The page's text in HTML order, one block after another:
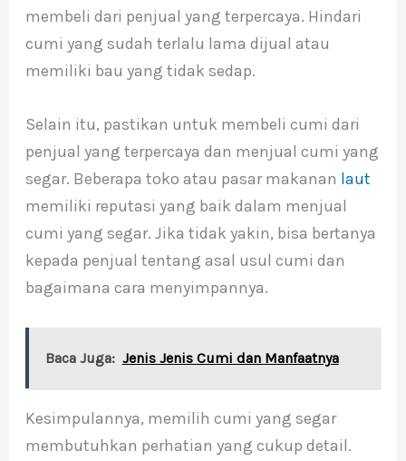
membeli dari penjual yang terpercaya. Hindari
cumi yang sudah terlalu lama dijual atau
memiliki bau yang tidak sedap.
Selain itu, pastikan untuk membeli cumi dari
penjual yang terpercaya dan menjual cumi yang
segar. Beberapa toko atau pasar makanan laut
memiliki reputasi yang baik dalam menjual
cumi yang segar. Jika tidak yakin, bisa bertanya
kepada penjual tentang asal usul cumi dan
bagaimana cara menyimpannya.
Baca Juga: Jenis Jenis Cumi dan Manfaatnya
Kesimpulannya, memilih cumi yang segar
membutuhkan perhatian yang cukup detail.